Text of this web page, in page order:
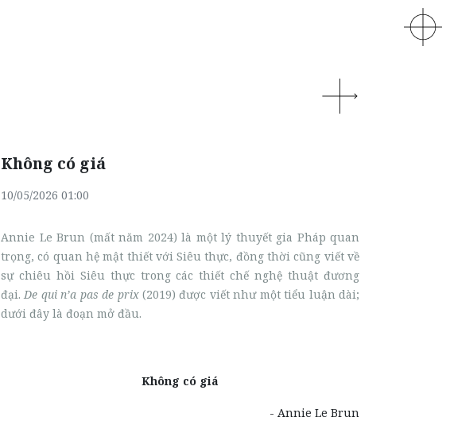
Không có giá
10/05/2026 01:00
Annie Le Brun (mất năm 2024) là một lý thuyết gia Pháp quan
trọng, có quan hệ mật thiết với Siêu thực, đồng thời cũng viết về
sự chiêu hồi Siêu thực trong các thiết chế nghệ thuật đương
đại.De qui n’a pas de prix(2019) được viết như một tiểu luận dài;
dưới đây là đoạn mở đầu.
Không có giá
- Annie Le Brun